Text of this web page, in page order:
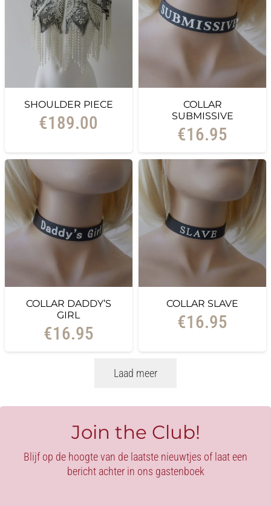
SHOULDER PIECE
€189.00
COLLAR
SUBMISSIVE
€16.95
COLLAR DADDY’S
GIRL
€16.95
COLLAR SLAVE
€16.95
Laad meer
Join the Club!
Blijf op de hoogte van de laatste nieuwtjes of laat een
bericht achter in ons gastenboek